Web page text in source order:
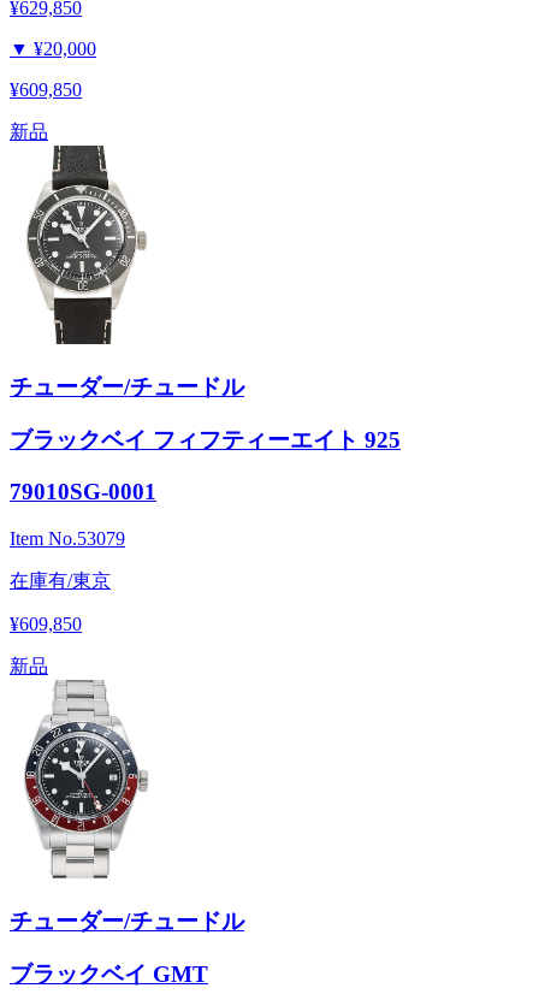
¥629,850
▼ ¥20,000
¥609,850
新品
チューダー/チュードル
ブラックベイ フィフティーエイト 925
79010SG-0001
Item No.53079
在庫有/東京
¥609,850
新品
チューダー/チュードル
ブラックベイ GMT